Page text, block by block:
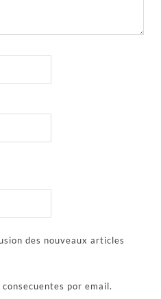
des nouveaux articles
por email.